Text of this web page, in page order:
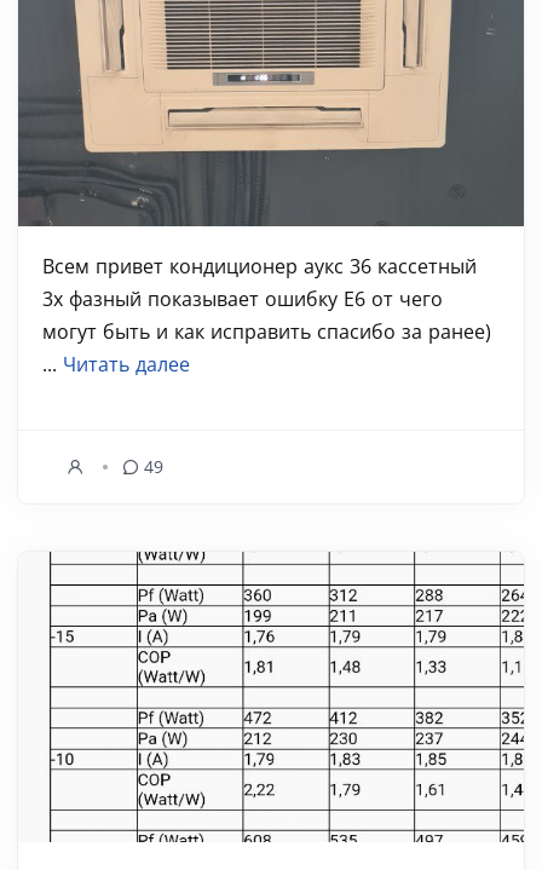
Всем привет кондиционер аукс 36 кассетный
3х фазный показывает ошибку Е6 от чего
могут быть и как исправить спасибо за ранее)
... Читать далее
49